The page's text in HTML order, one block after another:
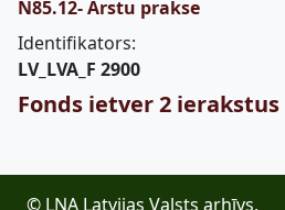
N85.12- Ārstu prakse
Identifikators:
LV_LVA_F 2900
Fonds ietver 2
© LNA Latvijas Valsts arhīvs,